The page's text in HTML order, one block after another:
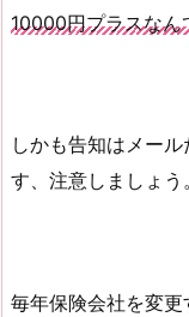
10000円プラスなん
しかも告知はメー
す、注意しましょう。
毎年保険会社を変